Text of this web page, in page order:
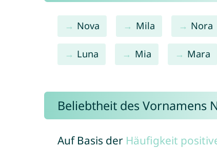
Nova Mila Nora
Luna Mia Mara
Beliebtheit des Vornamens
Auf Basis der Häufigkeit